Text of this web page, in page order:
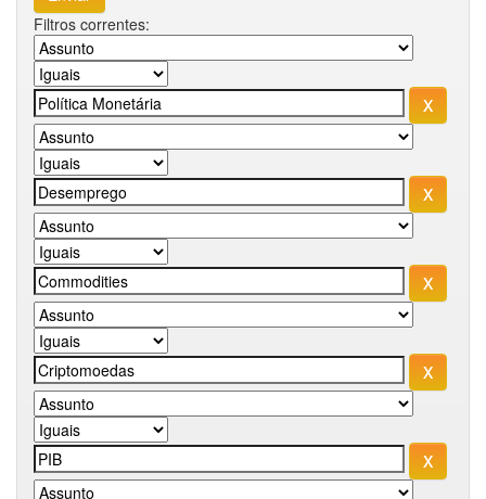
Filtros correntes: